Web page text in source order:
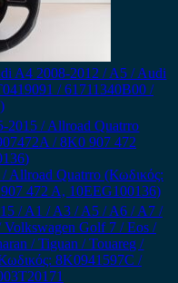
A4 2008-2012 / A5 / Audi
/ 61711340B00 /
Allroad Quatrro (Κωδικός:
472 A, 10EEG100136)